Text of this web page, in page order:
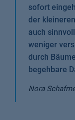
sofort
der
auch
weniger
durch
begehbare
Nora